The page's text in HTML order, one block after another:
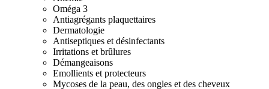
Oméga 3
Antiagrégants plaquettaires
Dermatologie
Antiseptiques et désinfectants
Irritations et brûlures
Démangeaisons
Emollients et protecteurs
Mycoses de la peau, des ongles et des cheveux